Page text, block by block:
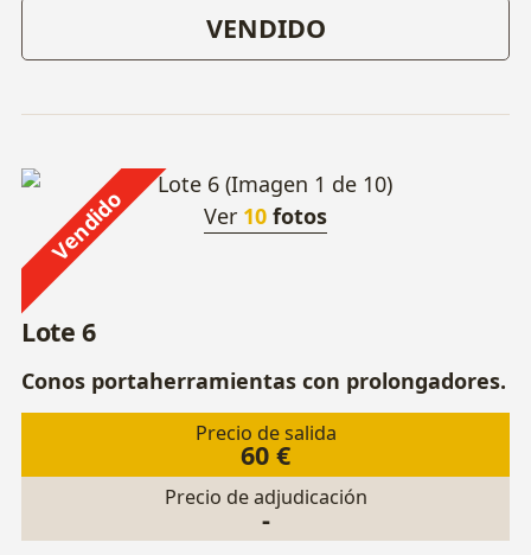
VENDIDO
Vendido Ver 10 fotos
Lote 6
Conos portaherramientas con prolongadores.
Precio de salida
60 €
Precio de adjudicación
-